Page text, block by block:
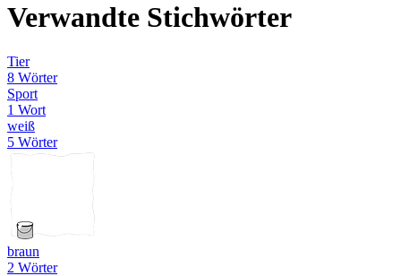
Verwandte Stichwörter
Tier
8 Wörter
Sport
1 Wort
weiß
5 Wörter
braun
2 Wörter